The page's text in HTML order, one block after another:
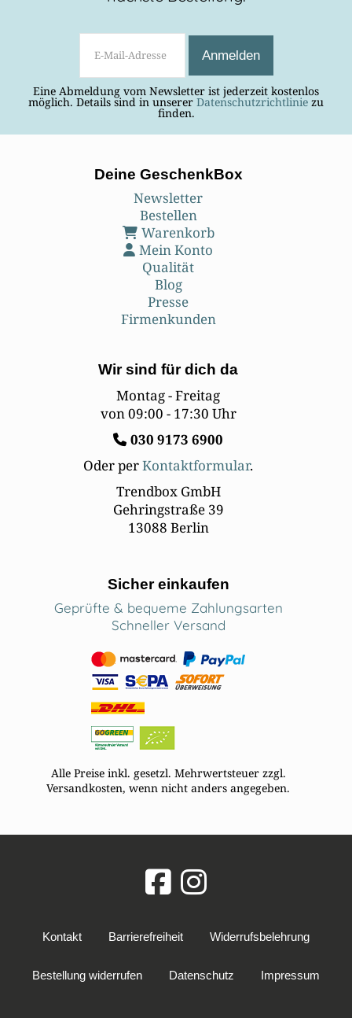
Eine Abmeldung vom Newsletter ist jederzeit kostenlos
möglich. Details sind in unserer Datenschutzrichtlinie zu
finden.
Deine GeschenkBox
Newsletter
Bestellen
Warenkorb
Mein Konto
Qualität
Blog
Presse
Firmenkunden
Wir sind für dich da
Montag - Freitag
von 09:00 - 17:30 Uhr
030 9173 6900
Oder perKontaktformular.
Trendbox GmbH
Gehringstraße 39
13088 Berlin
Sicher einkaufen
Geprüfte & bequeme Zahlungsarten
Schneller Versand
Alle Preise inkl. gesetzl. Mehrwertsteuer zzgl.
Versandkosten, wenn nicht anders angegeben.
Kontakt Barrierefreiheit Widerrufsbelehrung
Bestellung widerrufen Datenschutz Impressum